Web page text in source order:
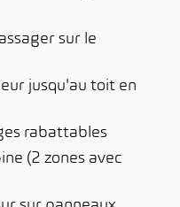
sur le
jusqu'au toit en
rabattables
(2 zones avec